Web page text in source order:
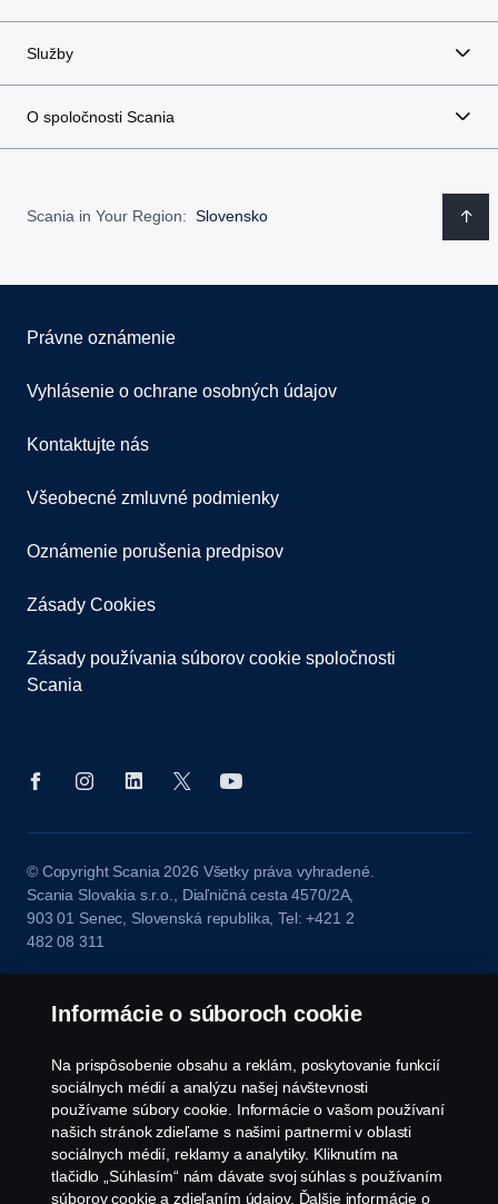
Služby
O spoločnosti Scania
Scania in Your Region: Slovensko
Právne oznámenie
Vyhlásenie o ochrane osobných údajov
Kontaktujte nás
Všeobecné zmluvné podmienky
Oznámenie porušenia predpisov
Zásady Cookies
Zásady používania súborov cookie spoločnosti
Scania
© Copyright Scania 2026 Všetky práva vyhradené.
Scania Slovakia s.r.o., Diaľničná cesta 4570/2A,
903 01 Senec, Slovenská republika, Tel: +421 2
482 08 311
Informácie o súboroch cookie
Na prispôsobenie obsahu a reklám, poskytovanie funkcií
sociálnych médií a analýzu našej návštevnosti
používame súbory cookie. Informácie o vašom používaní
našich stránok zdieľame s našimi partnermi v oblasti
sociálnych médií, reklamy a analytiky. Kliknutím na
tlačidlo „Súhlasím“ nám dávate svoj súhlas s používaním
súborov cookie a zdieľaním údajov. Ďalšie informácie o